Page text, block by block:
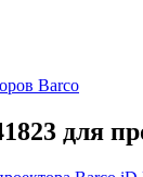
Barco
для